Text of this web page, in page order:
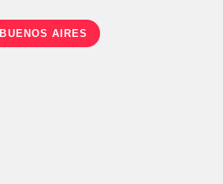
BUENOS AIRES